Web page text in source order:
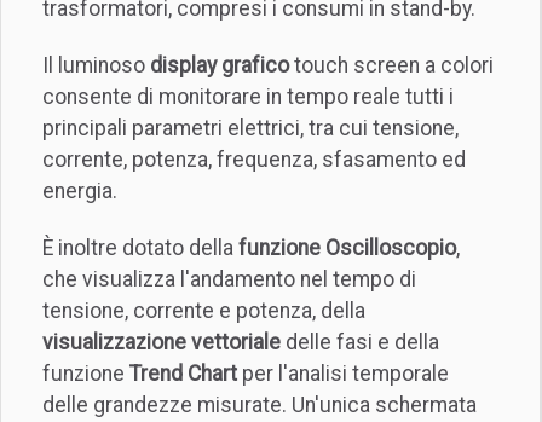
trasformatori, compresi i consumi in stand-by.
Il luminoso display graficotouch screen a colori
consente di monitorare in tempo reale tutti i
principali parametri elettrici, tra cui tensione,
corrente, potenza, frequenza, sfasamento ed
energia.
È inoltre dotato della funzione Oscilloscopio,
che visualizza l'andamento nel tempo di
tensione, corrente e potenza, della
visualizzazione vettoriale delle fasi e della
funzione Trend Chart per l'analisi temporale
delle grandezze misurate. Un'unica schermata